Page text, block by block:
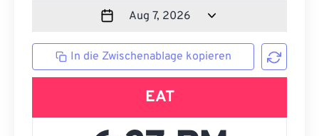
In die Zwischenablage kopieren
EAT